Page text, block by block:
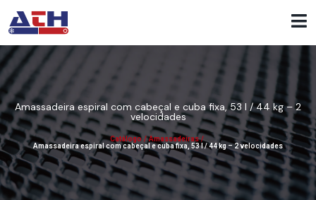
Amassadeira espiral com cabeçal e cuba fixa, 53 l / 44 kg – 2
velocidades
Catálogo / Amassadeiras /
Amassadeira espiral com cabeçal e cuba fixa, 53 l / 44 kg – 2 velocidades